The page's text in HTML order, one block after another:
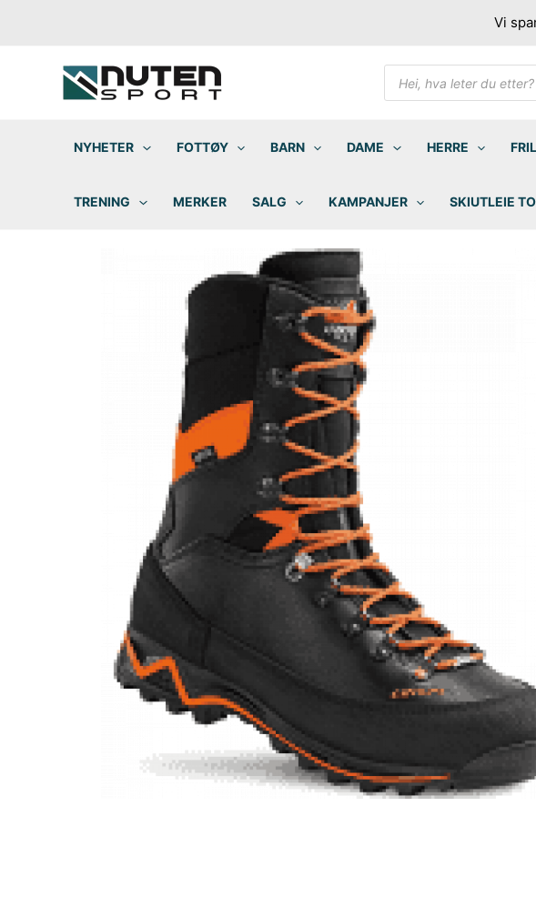
Vi
Products
search
NYHETER FOTTØY BARN DAME HERRE
TRENING MERKER SALG KAMPANJER SKIUTLEIE